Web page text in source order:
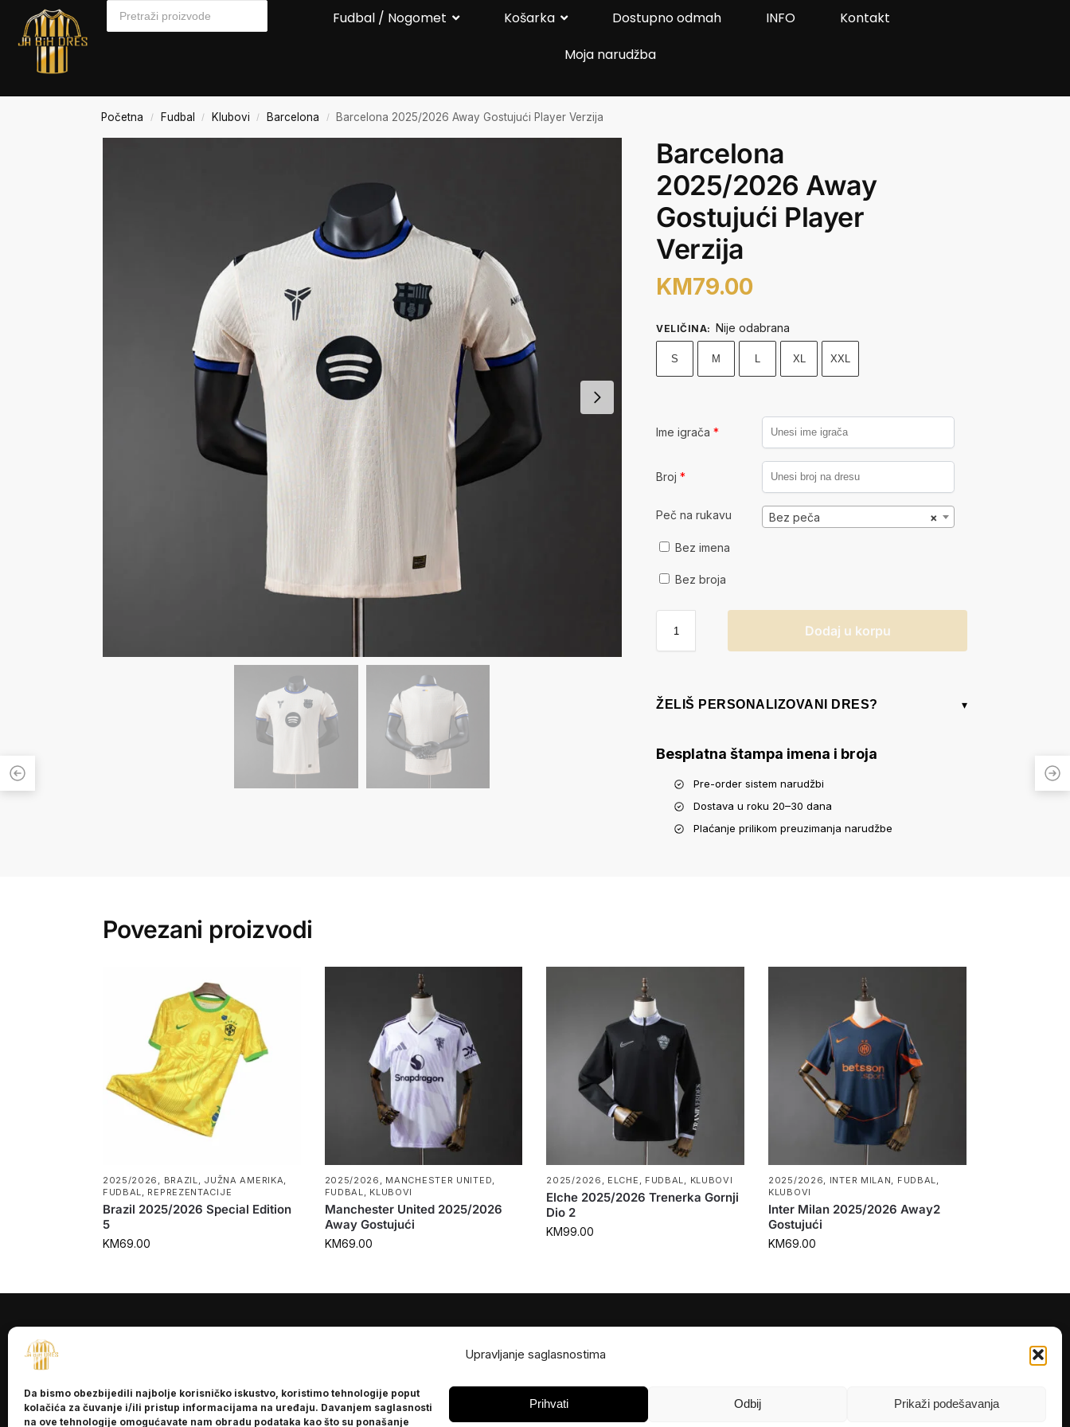
Upravljanje saglasnostima
Da bismo obezbijedili najbolje korisničko iskustvo, koristimo tehnologije poput
kolačića za čuvanje i/ili pristup informacijama na uređaju. Davanjem saglasnosti
na ove tehnologije omogućavate nam obradu podataka kao što su ponašanje
Prihvati Odbij Prikaži podešavanja
Fudbal / Nogomet Košarka Dostupno odmah INFO
Kontakt
Moja narudžba
Početna / Fudbal / Klubovi / Barcelona / Barcelona 2025/2026 Away Gostujući Player Verzija
Barcelona
2025/2026 Away
Gostujući Player
Verzija
KM79.00
VELIČINA: Nije odabrana
S M L XL XXL
Ime igrača*
Broj*
Peč na rukavu ×
Bez peča
Bez imena
Bez broja
Dodaj u korpu
ŽELIŠ PERSONALIZOVANI DRES? ▾
Besplatna štampa imena i broja
Pre-order sistem narudžbi
Dostava u roku 20–30 dana
Plaćanje prilikom preuzimanja narudžbe
Povezani proizvodi
2025/2026 BRAZIL JUŽNA AMERIKA
FUDBAL
REPREZENTACIJE
Brazil 2025/2026 Special Edition
5
KM69.00
2025/2026 MANCHESTER UNITED
FUDBAL
KLUBOVI
Manchester United 2025/2026
Away Gostujući
KM69.00
2025/2026 ELCHE FUDBAL KLUBOVI
Elche 2025/2026 Trenerka Gornji
Dio 2
KM99.00
2025/2026 INTER MILAN FUDBAL
KLUBOVI
Inter Milan 2025/2026 Away2
Gostujući
KM69.00
Kontakt
POMOĆ
Politika privatnosti